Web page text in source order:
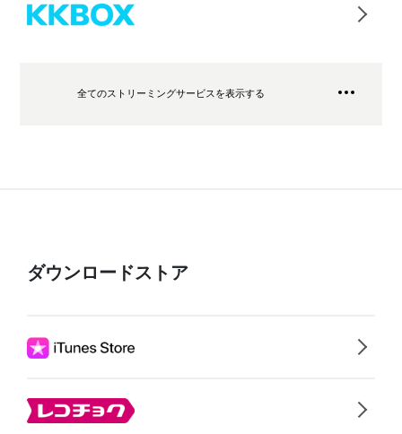
全てのストリーミングサービスを表示する
ダウンロードストア